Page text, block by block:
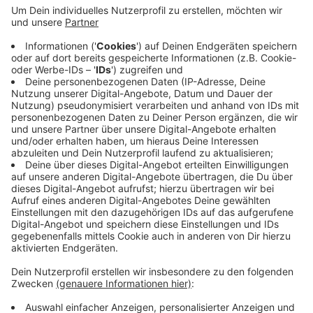
Bergische Städtedreieck geworben. Die
teilnehmenden Ärztinnen und Ärzte bekommen
zum Beispiel Infos über Fördermöglichkeiten, wenn
sie sich hier niederlassen. Und sie können direkt
mit Ärztinnen und Ärztensprechen, die für ihre
Haus- oder Fachpraxen Angestellte oder eine
Nachfolgelösung suchen. (Anmeldeschluss ist der
18. August.Die Anmeldung läuft online)
Veröffentlicht:Mittwoch, 02.08.2023 09:47
Anzeige
Anzeige